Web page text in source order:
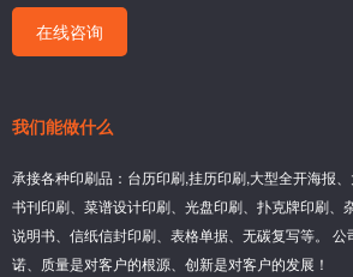
在线咨询
我们能做什么
承接各种印刷品：台历印刷,挂历印刷,大型全开海报
书刊印刷、菜谱设计印刷、光盘印刷、扑克牌印刷、
说明书、信纸信封印刷、表格单据、无碳复写等。
诺、质量是对客户的根源、创新是对客户的发展！